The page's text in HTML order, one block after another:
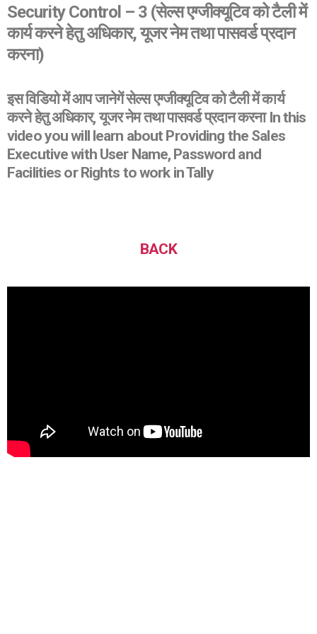
Security Control – 3 (सेल्स एग्जीक्यूटिव को टैली में
कार्य करने हेतु अधिकार, यूजर नेम तथा पासवर्ड प्रदान
करना)
इस विडियो में आप जानेगें सेल्स एग्जीक्यूटिव को टैली में कार्य
करने हेतु अधिकार, यूजर नेम तथा पासवर्ड प्रदान करना In this
video you will learn about Providing the Sales
Executive with User Name, Password and
Facilities or Rights to work in Tally
BACK